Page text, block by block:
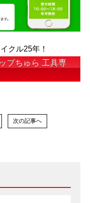
クル25年！
プちゅら 工具専
次の記事へ